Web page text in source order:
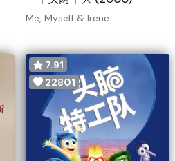
Me, Myself & Irene
7.91
22801